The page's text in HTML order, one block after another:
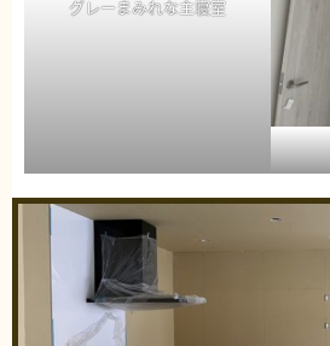
グレーまみれな主寝室